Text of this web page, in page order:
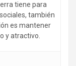
tiene para
también
es mantener
y atractivo.